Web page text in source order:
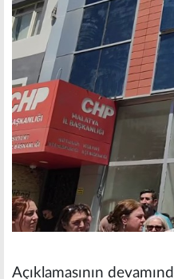
Açıklamasının